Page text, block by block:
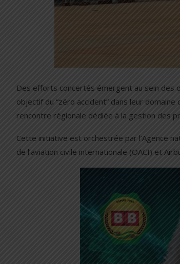
Des efforts concertés émergent au sein des
objectif du “zéro accident” dans leur
rencontre régionale dédiée à la gestion des
Cette initiative est orchestrée par l’Agence
de l’aviation civile internationale (OACI) et